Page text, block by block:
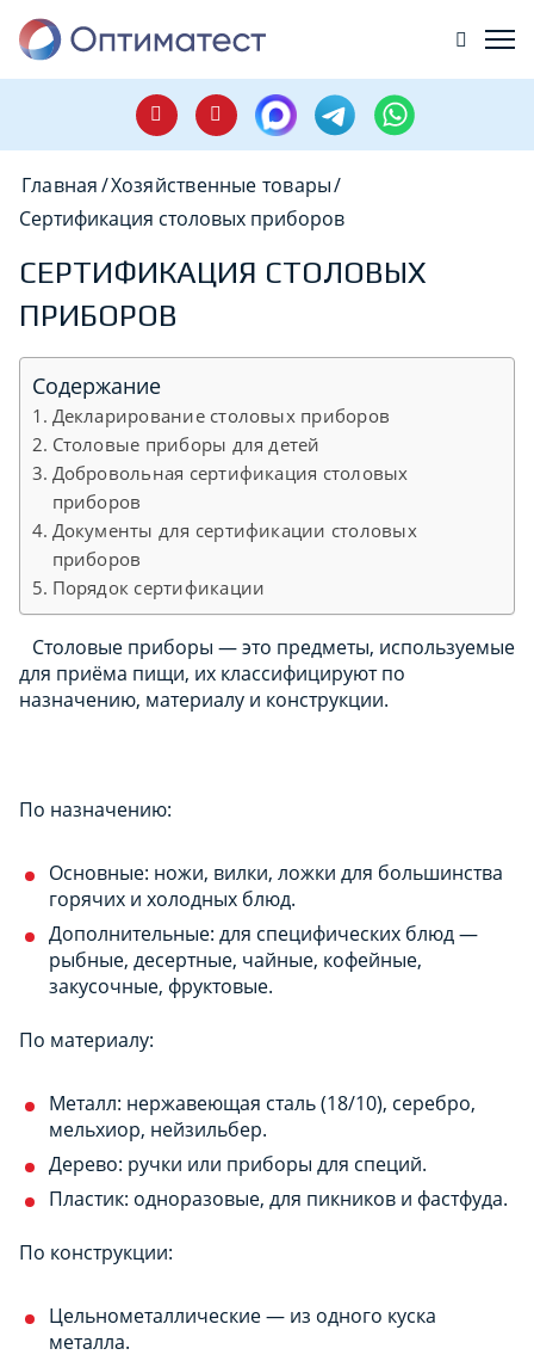
Главная/Хозяйственные товары/
Сертификация столовых приборов
СЕРТИФИКАЦИЯ СТОЛОВЫХ
ПРИБОРОВ
Содержание
Декларирование столовых приборов
Столовые приборы для детей
Добровольная сертификация столовых
приборов
Документы для сертификации столовых
приборов
Порядок сертификации
Столовые приборы — это предметы, используемые
для приёма пищи, их классифицируют по
назначению, материалу и конструкции.
По назначению:
Основные: ножи, вилки, ложки для большинства
горячих и холодных блюд.
Дополнительные: для специфических блюд —
рыбные, десертные, чайные, кофейные,
закусочные, фруктовые.
По материалу:
Металл: нержавеющая сталь (18/10), серебро,
мельхиор, нейзильбер.
Дерево: ручки или приборы для специй.
Пластик: одноразовые, для пикников и фастфуда.
По конструкции:
Цельнометаллические — из одного куска
металла.